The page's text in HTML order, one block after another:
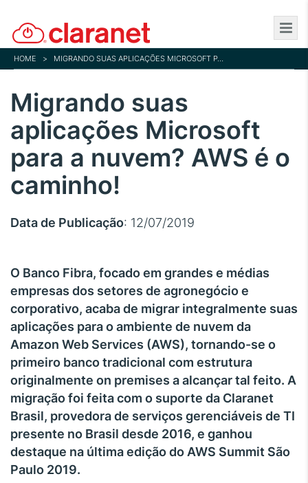
to
main
content
HOME > MIGRANDO SUAS APLICAÇÕES MICROSOFT PARA A NUVEM? AWS É O CAMINHO!
Migrando suas
aplicações Microsoft
para a nuvem? AWS é o
caminho!
Data de Publicação: 12/07/2019
O Banco Fibra, focado em grandes e médias
empresas dos setores de agronegócio e
corporativo, acaba de migrar integralmente suas
aplicações para o ambiente de nuvem da
Amazon Web Services (AWS), tornando-se o
primeiro banco tradicional com estrutura
originalmente on premises a alcançar tal feito. A
migração foi feita com o suporte da Claranet
Brasil, provedora de serviços gerenciáveis de TI
presente no Brasil desde 2016, e ganhou
destaque na última edição do AWS Summit São
Paulo 2019.